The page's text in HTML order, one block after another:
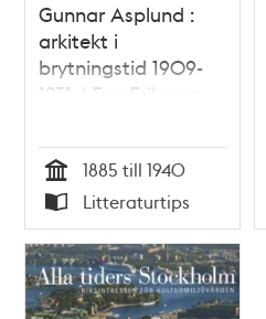
Gunnar Asplund :
arkitekt i
brytningstid 1909-
1931 / Eva Eriksson
Tid
1885 till 1940
Typ
Litteraturtips